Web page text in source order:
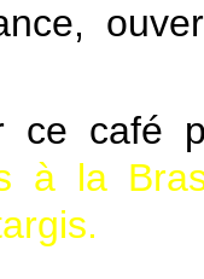
ce café
à la